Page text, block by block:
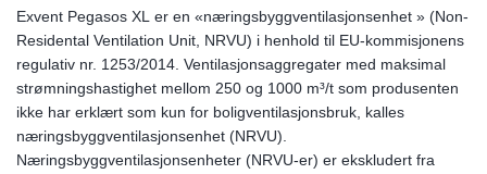
Exvent Pegasos XL er en «næringsbyggventilasjonsenhet » (Non-
Residental Ventilation Unit, NRVU) i henhold til EU-kommisjonens
regulativ nr. 1253/2014. Ventilasjonsaggregater med maksimal
strømningshastighet mellom 250 og 1000 m³/t som produsenten
ikke har erklært som kun for boligventilasjonsbruk, kalles
næringsbyggventilasjonsenhet (NRVU).
Næringsbyggventilasjonsenheter (NRVU-er) er ekskludert fra